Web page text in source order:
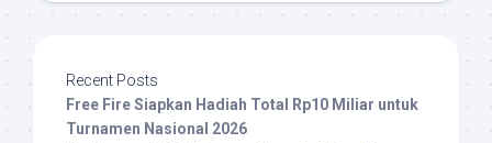
Recent Posts
Free Fire Siapkan Hadiah Total Rp10 Miliar untuk
Turnamen Nasional 2026